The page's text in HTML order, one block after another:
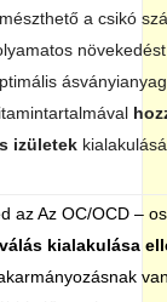
a csikó
izületek
az Az OC/OCD –
kialakulása